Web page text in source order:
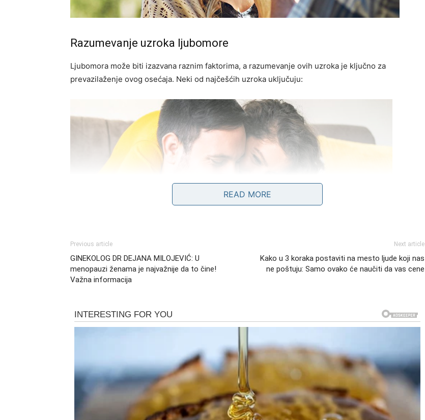
Razumevanje uzroka ljubomore
Ljubomora može biti izazvana raznim faktorima, a razumevanje ovih uzroka je ključno za
prevazilaženje ovog osećaja. Neki od najčešćih uzroka uključuju:
Ako smo nekada doživeli prevaru ili izdaju, prirodno je da postanemo
oprezni u budućim vezama. Osećaj izdaje može ostaviti duboke emocionalne ožiljke koji nas
prate i u novim odnosima, stvarajući tako začarani krug nesigurnosti.
Strah od gubitka: Mnogi ljudi se boje da će izgubiti voljenu osobu, što može dovesti do
prekomernog oslanjanja na ljubomoru kao način zaštite. Ovaj strah može biti pojačan i vanjskim
faktorima, poput okoline koja naglašava važnost partnerskih odnosa.
READ MORE
Previous article
GINEKOLOG DR DEJANA MILOJEVIĆ: U
menopauzi ženama je najvažnije da to čine!
Važna informacija
Next article
Kako u 3 koraka postaviti na mesto ljude koji nas
ne poštuju: Samo ovako će naučiti da vas cene